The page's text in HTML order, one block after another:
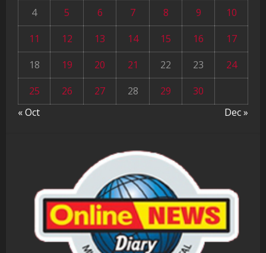
4
5 6 7 8 9
10
11
12 13 14 15 16
17
18
19 20 21 22 23
24
25
26 27 28 29
30
« Oct
Dec »